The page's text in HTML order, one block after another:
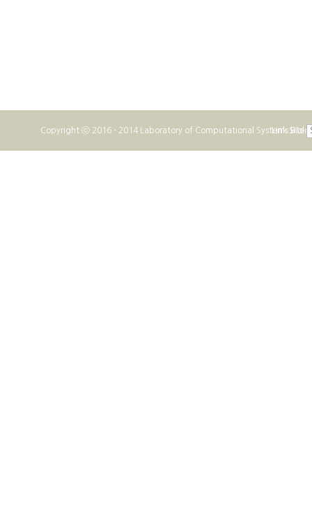
Copyright ⓒ 2016 - 2014 Laboratory of Computational SystemsLink Site